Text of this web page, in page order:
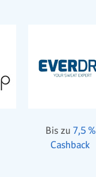
Bis zu 7,5 %
Cashback